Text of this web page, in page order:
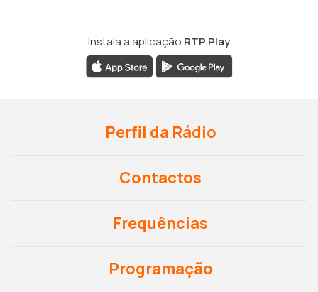
Instala a aplicação RTP Play
Perfil da Rádio
Contactos
Frequências
Programação